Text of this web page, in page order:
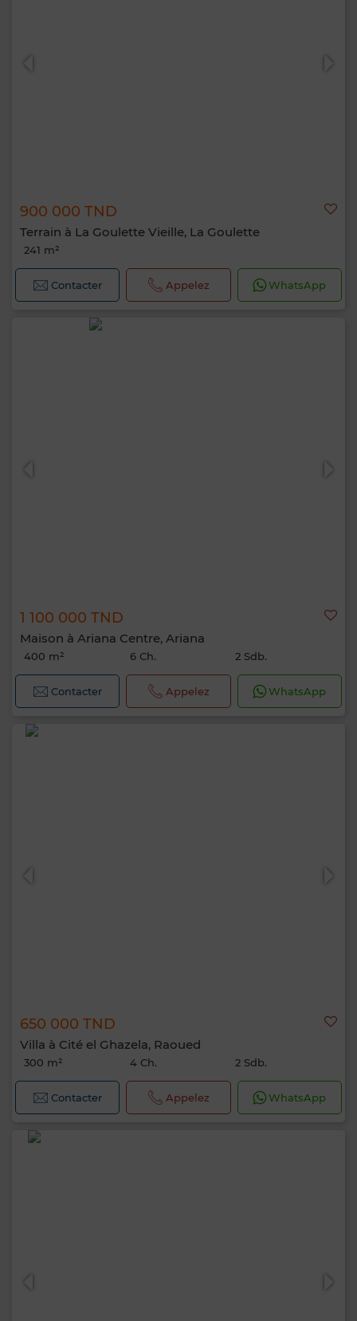
900 000 TND
Terrain à La Goulette Vieille, La Goulette
241 m²
Contacter Appelez WhatsApp
1 100 000 TND
Maison à Ariana Centre, Ariana
400 m² 6 Ch. 2 Sdb.
Contacter Appelez WhatsApp
650 000 TND
Villa à Cité el Ghazela, Raoued
300 m² 4 Ch. 2 Sdb.
Contacter Appelez WhatsApp